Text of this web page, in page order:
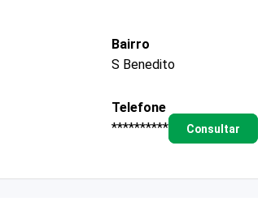
Bairro
S Benedito
Telefone
**********
Consultar